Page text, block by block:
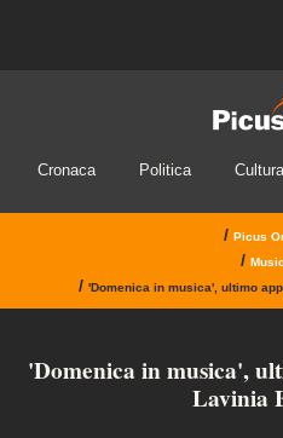
Cronaca Politica
/ Picus
/
/ 'Domenica in musica', ultimo
'Domenica in musica',
Lavinia